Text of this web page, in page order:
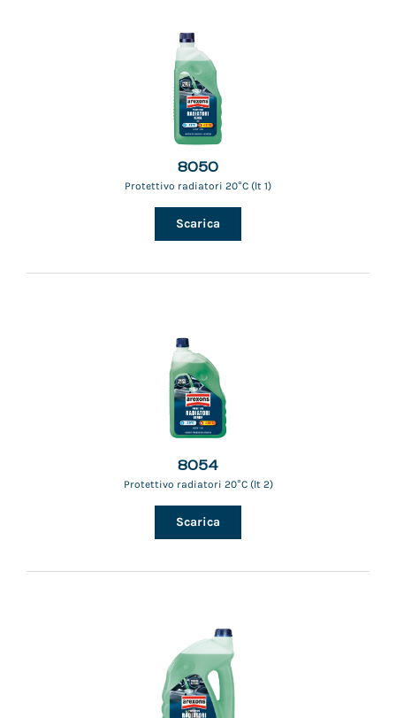
8050
Protettivo radiatori 20°C (lt 1)
Scarica
8054
Protettivo radiatori 20°C (lt 2)
Scarica